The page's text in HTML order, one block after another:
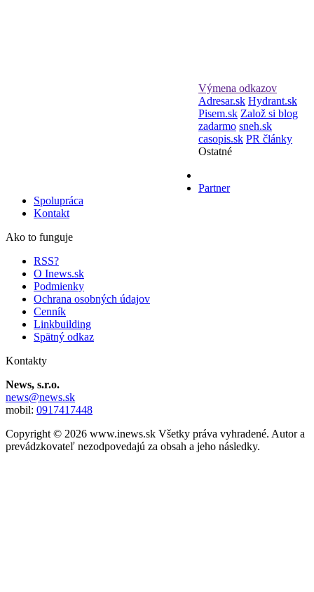
Výmena odkazov
Adresar.sk Hydrant.sk
Pisem.sk Založ si blog
zadarmo sneh.sk
casopis.sk PR články
Ostatné
Partner
Spolupráca
Kontakt
Ako to funguje
RSS?
O Inews.sk
Podmienky
Ochrana osobných údajov
Cenník
Linkbuilding
Spätný odkaz
Kontakty
News, s.r.o.
news@news.sk
mobil: 0917417448
Copyright © 2026 www.inews.sk Všetky práva vyhradené. Autor a
prevádzkovateľ nezodpovedajú za obsah a jeho následky.